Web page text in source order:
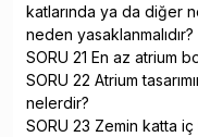
katlarında ya da diğer
neden yasaklanmalıdır?
SORU 21 En az atrium
SORU 22 Atrium
nelerdir?
SORU 23 Zemin katta